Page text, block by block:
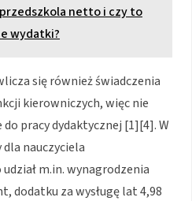
netto i czy to
wydatki?
się również świadczenia
kierowniczych, więc nie
pracy dydaktycznej [1][4]. W
nauczyciela
m.in. wynagrodzenia
dodatku za wysługę lat 4,98